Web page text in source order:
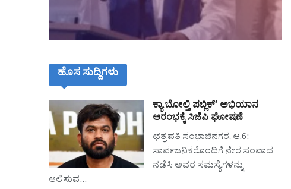
ಹೊಸ ಸುದ್ದಿಗಳು
ಕ್ಯಾ ಬೋಲ್ತಿ ಪಬ್ಲಿಕ್’ ಅಭಿಯಾನ
ಆರಂಭಕ್ಕೆ ಸಿಜೆಪಿ ಘೋಷಣೆ
ಛತ್ರಪತಿ ಸಂಭಾಜಿನಗರ, ಆ.6:
ಸಾರ್ವಜನಿಕರೊಂದಿಗೆ ನೇರ ಸಂವಾದ
ನಡೆಸಿ ಅವರ ಸಮಸ್ಯೆಗಳನ್ನು
ಆಲಿಸುವ…